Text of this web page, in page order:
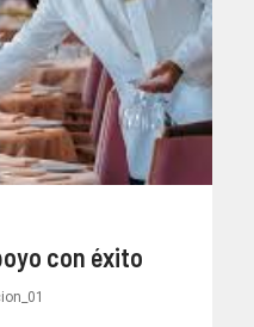
con éxito